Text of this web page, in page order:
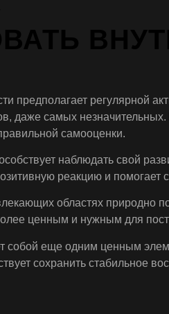
предполагает регулярной
даже самых
самооценки.
наблюдать свой
реакцию и
областях природно
ценным и нужным для
собой еще одним ценным
сохранить стабильное